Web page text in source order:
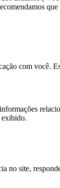
com você.
exibido.
no site,